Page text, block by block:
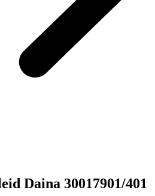
Daina 30017901/401